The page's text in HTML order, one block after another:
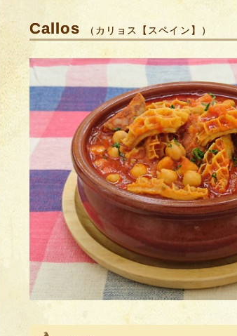
Callos （カリョス【スペイン】）